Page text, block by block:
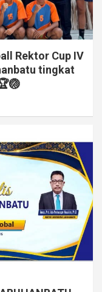
Rektor Cup IV
tingkat